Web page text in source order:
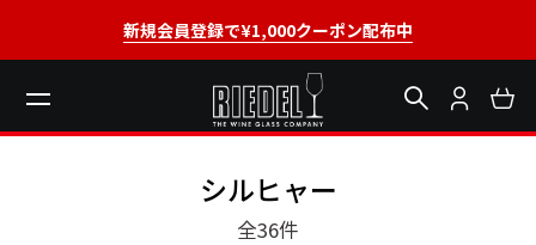
新規会員登録で¥1,000クーポン配布中
シルヒャー
全36件